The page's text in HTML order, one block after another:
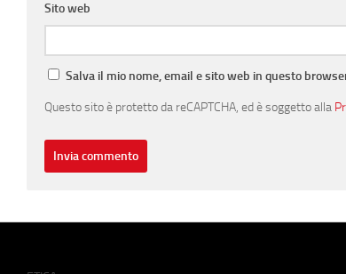
Sito web
Salva il mio nome, email e sito web in questo
Questo sito è protetto da reCAPTCHA, ed è soggetto alla